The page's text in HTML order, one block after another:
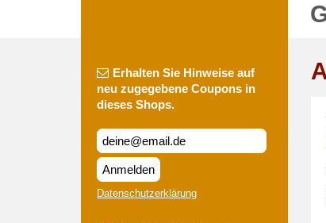
Erhalten Sie Hinweise auf
neu zugegebene Coupons in
dieses Shops.
Anmelden
Datenschutzerklärung